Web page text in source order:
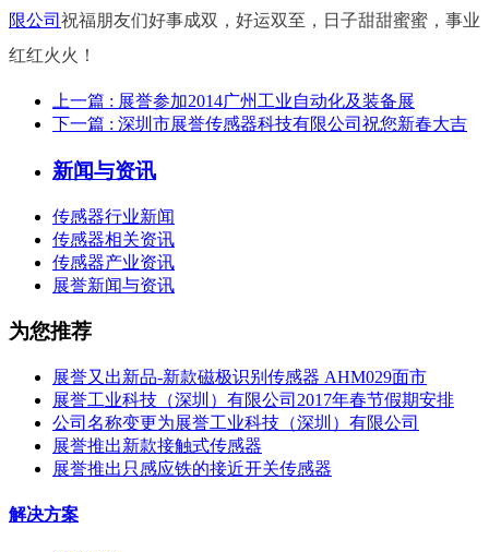
限公司 祝福朋友们好事成双，好运双至，日子甜甜蜜蜜，事业
红红火火！
上一篇 : 展誉参加2014广州工业自动化及装备展
下一篇 : 深圳市展誉传感器科技有限公司祝您新春大吉
新闻与资讯
传感器行业新闻
传感器相关资讯
传感器产业资讯
展誉新闻与资讯
为您推荐
展誉又出新品-新款磁极识别传感器 AHM029面市
展誉工业科技（深圳）有限公司2017年春节假期安排
公司名称变更为展誉工业科技（深圳）有限公司
展誉推出新款接触式传感器
展誉推出只感应铁的接近开关传感器
解决方案